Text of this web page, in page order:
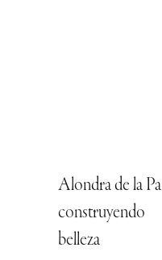
Alondra de la
construyendo
belleza